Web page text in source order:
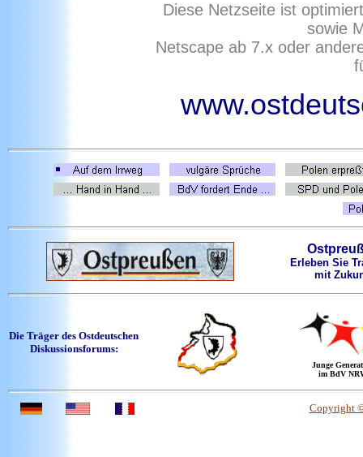
Diese Netzseite ist
sowie
Netscape ab 7.x oder
Erleben Sie
mit
Die Träger des Ostdeutschen
Diskussionsforums:
Junge
im BdV
Copyright